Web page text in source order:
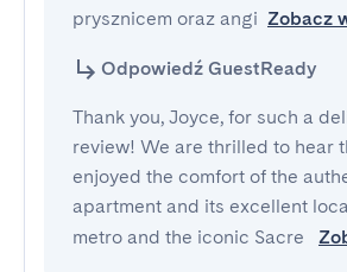
prysznicem oraz angi Zobacz
Odpowiedź GuestReady
Thank you, Joyce, for such a
review! We are thrilled to hear
enjoyed the comfort of the
apartment and its excellent
metro and the iconic Sacre